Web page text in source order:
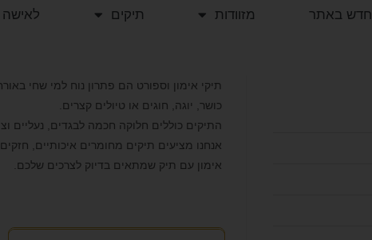
חדש באתר מזוודות תיקים לאישה
כושר, יוגה, חוגים או טיולים קצרים.
התיקים כוללים חלוקה חכמה לבגדים, נעליים
אנחנו מציעים תיקים מחומרים איכותיים,
אימון עם תיק שמתאים בדיוק לצרכים שלכם.